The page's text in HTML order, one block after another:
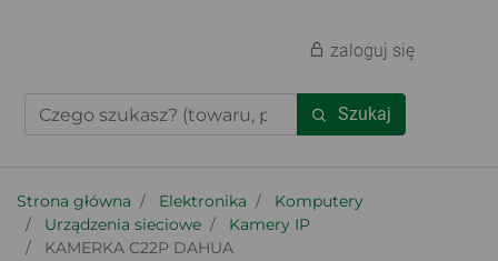
Szukaj
zaloguj się
Strona główna Elektronika
Komputery
Urządzenia sieciowe
Kamery IP
KAMERKA C22P DAHUA